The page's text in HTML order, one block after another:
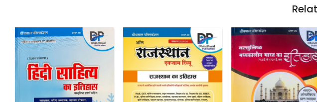
Loading... Loading... Loading...